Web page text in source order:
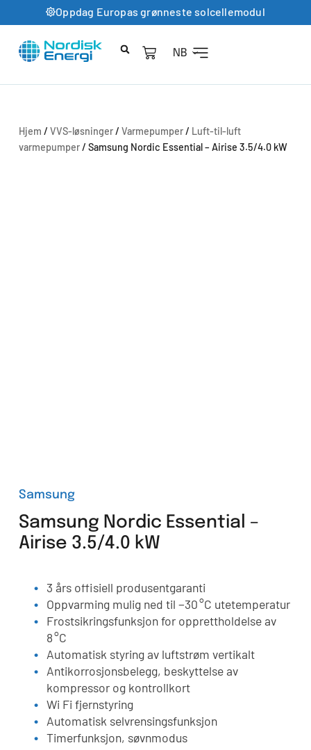
Oppdag Europas grønneste solcellemodul
NB
Hjem / VVS-løsninger/ Varmepumper/ Luft-til-luft
varmepumper/ Samsung Nordic Essential – Airise 3.5/4.0 kW
Samsung
Samsung Nordic Essential –
Airise 3.5/4.0 kW
3 års offisiell produsentgaranti
Oppvarming mulig ned til −30 °C utetemperatur
Frostsikringsfunksjon for opprettholdelse av
8 °C
Automatisk styring av luftstrøm vertikalt
Antikorrosjonsbelegg, beskyttelse av
kompressor og kontrollkort
Wi Fi fjernstyring
Automatisk selvrensingsfunksjon
Timerfunksjon, søvnmodus